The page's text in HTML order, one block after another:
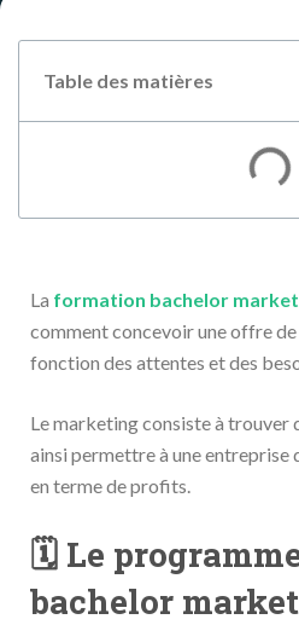
Table des matières
La formation bachelor
comment concevoir une offre
fonction des attentes et des
Le marketing consiste à trouver
ainsi permettre à une entreprise
en terme de profits.
🗓 Le
bachelor